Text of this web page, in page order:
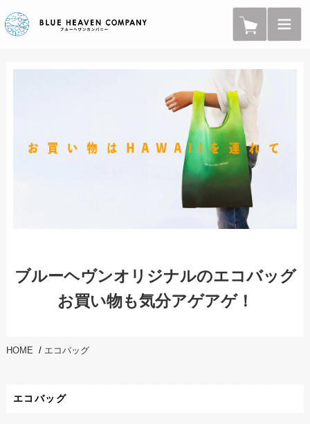
ブルーヘヴンオリジナルのエコバッグ
お買い物も気分アゲアゲ！
HOME / エコバッグ
エコバッグ